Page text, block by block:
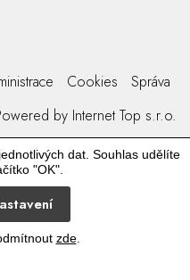
Cookies
Správa
by Internet Top s.r.o.
dat. Souhlas udělíte
"OK".
zde.